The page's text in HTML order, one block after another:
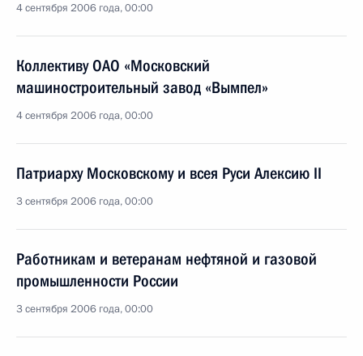
4 сентября 2006 года, 00:00
Коллективу ОАО «Московский
машиностроительный завод «Вымпел»
4 сентября 2006 года, 00:00
Патриарху Московскому и всея Руси Алексию II
3 сентября 2006 года, 00:00
Работникам и ветеранам нефтяной и газовой
промышленности России
3 сентября 2006 года, 00:00